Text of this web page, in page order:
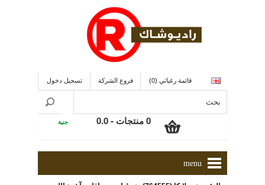
قائمة رغباتي (0) فروع الشركة تسجيل دخول
0 منتجات - 0.0 جنية
menu